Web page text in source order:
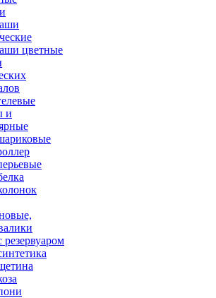
цветные
и
резервуаром